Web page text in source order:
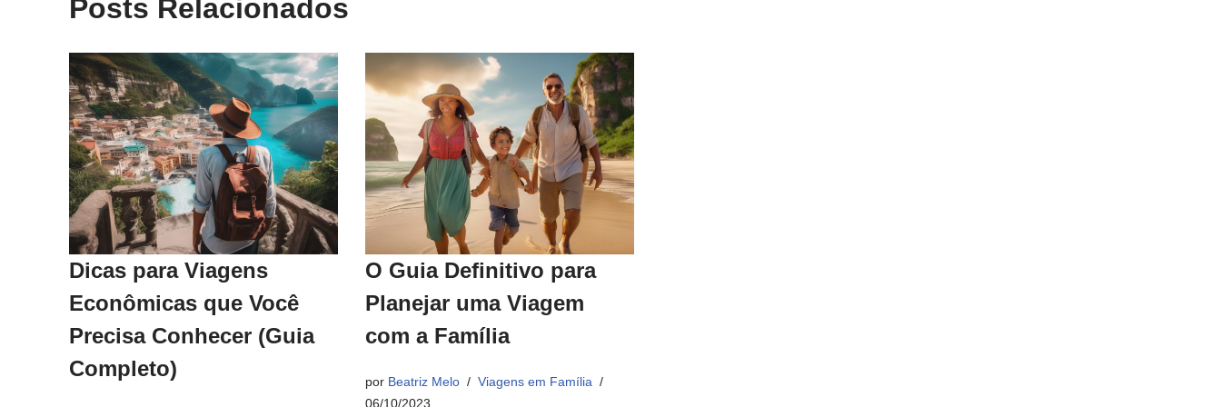
Posts Relacionados
Dicas para Viagens
Econômicas que Você
Precisa Conhecer (Guia
Completo)
O Guia Definitivo para
Planejar uma Viagem
com a Família
por Beatriz Melo
Viagens em Família
06/10/2023